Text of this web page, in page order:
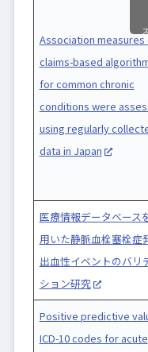
Association measures
claims-based
for common chronic
conditions were
using regularly
data in Japan
医療情報データベース
用いた静脈血栓塞栓症
出血性イベントのバリ
ション研究
Positive predictive
ICD-10 codes for acute